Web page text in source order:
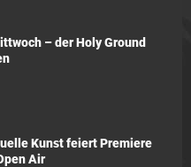
– der Holy Ground
Kunst feiert Premiere
Air